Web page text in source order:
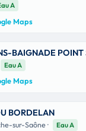
A
Maps
BAIGNADE POINT
Eau A
Maps
BORDELAN
sur-Saône · Eau A